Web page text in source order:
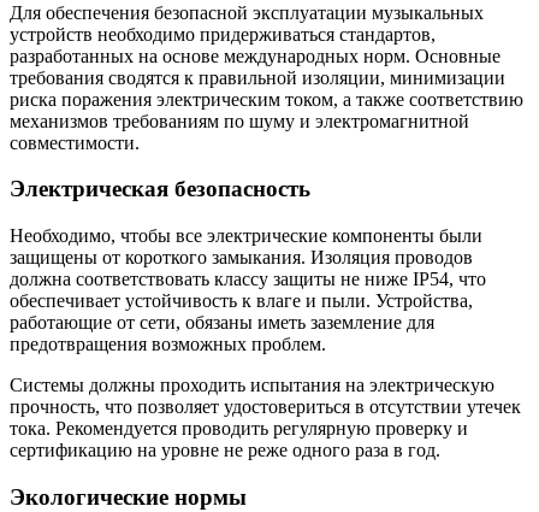
Для обеспечения безопасной эксплуатации музыкальных
устройств необходимо придерживаться стандартов,
разработанных на основе международных норм. Основные
требования сводятся к правильной изоляции, минимизации
риска поражения электрическим током, а также соответствию
механизмов требованиям по шуму и электромагнитной
совместимости.
Электрическая безопасность
Необходимо, чтобы все электрические компоненты были
защищены от короткого замыкания. Изоляция проводов
должна соответствовать классу защиты не ниже IP54, что
обеспечивает устойчивость к влаге и пыли. Устройства,
работающие от сети, обязаны иметь заземление для
предотвращения возможных проблем.
Системы должны проходить испытания на электрическую
прочность, что позволяет удостовериться в отсутствии утечек
тока. Рекомендуется проводить регулярную проверку и
сертификацию на уровне не реже одного раза в год.
Экологические нормы